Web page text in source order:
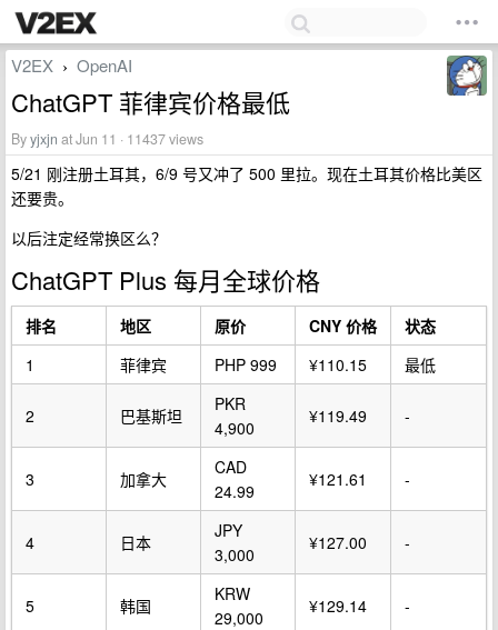
V2EX › OpenAI
ChatGPT 菲律宾价格最低
Byyjxjn at Jun 11 · 11437 views
5/21 刚注册土耳其，6/9 号又冲了 500 里拉。现在土耳其价格比美区
还要贵。
以后注定经常换区么？
ChatGPT Plus 每月全球价格
排名 地区 原价 CNY 价格
状态
1
菲律宾 PHP 999 ¥110.15 最低
2 巴基斯坦
PKR
4,900
¥119.49 -
3 加拿大
CAD
24.99
¥121.61 -
4 日本
JPY
3,000
¥127.00 -
5 韩国
KRW
29,000
¥129.14 -